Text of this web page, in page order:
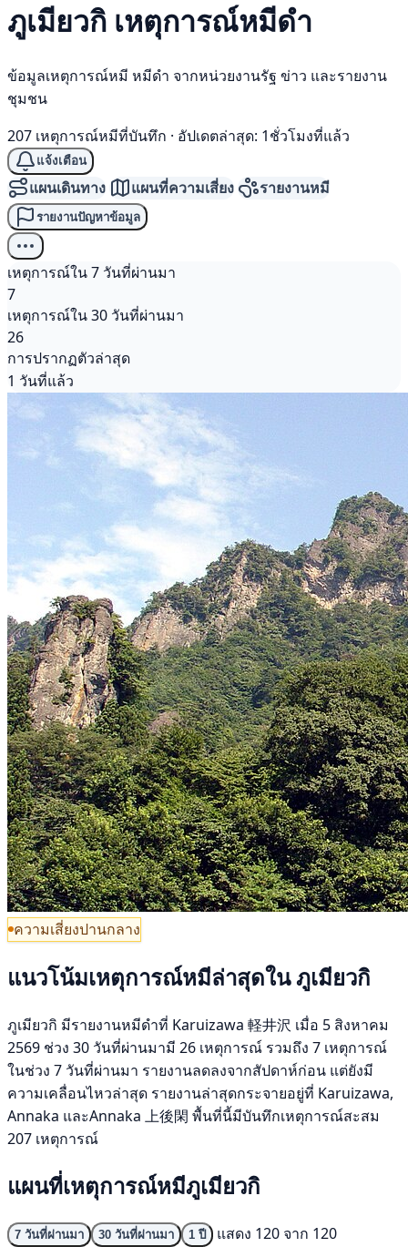
ภูเมียวกิ เหตุการณ์หมีดำ
ข้อมูลเหตุการณ์หมี หมีดำ จากหน่วยงานรัฐ ข่าว และรายงาน
ชุมชน
207 เหตุการณ์หมีที่บันทึก · อัปเดตล่าสุด: 1ชั่วโมงที่แล้ว
แจ้งเตือน
แผนเดินทาง แผนที่ความเสี่ยง รายงานหมี
รายงานปัญหาข้อมูล
เหตุการณ์ใน 7 วันที่ผ่านมา
7
เหตุการณ์ใน 30 วันที่ผ่านมา
26
การปรากฏตัวล่าสุด
1 วันที่แล้ว
ความเสี่ยงปานกลาง
แนวโน้มเหตุการณ์หมีล่าสุดใน ภูเมียวกิ
ภูเมียวกิ มีรายงานหมีดำที่ Karuizawa 軽井沢 เมื่อ 5 สิงหาคม
2569 ช่วง 30 วันที่ผ่านมามี 26 เหตุการณ์ รวมถึง 7 เหตุการณ์
ในช่วง 7 วันที่ผ่านมา รายงานลดลงจากสัปดาห์ก่อน แต่ยังมี
ความเคลื่อนไหวล่าสุด รายงานล่าสุดกระจายอยู่ที่ Karuizawa,
Annaka และAnnaka 上後閑 พื้นที่นี้มีบันทึกเหตุการณ์สะสม
207 เหตุการณ์
แผนที่เหตุการณ์หมีภูเมียวกิ
7 วันที่ผ่านมา 30 วันที่ผ่านมา 1 ปี
แสดง 120 จาก 120